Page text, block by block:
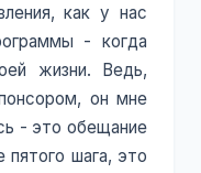
как у нас
- когда
жизни. Ведь,
он мне
- это обещание
пятого шага, это